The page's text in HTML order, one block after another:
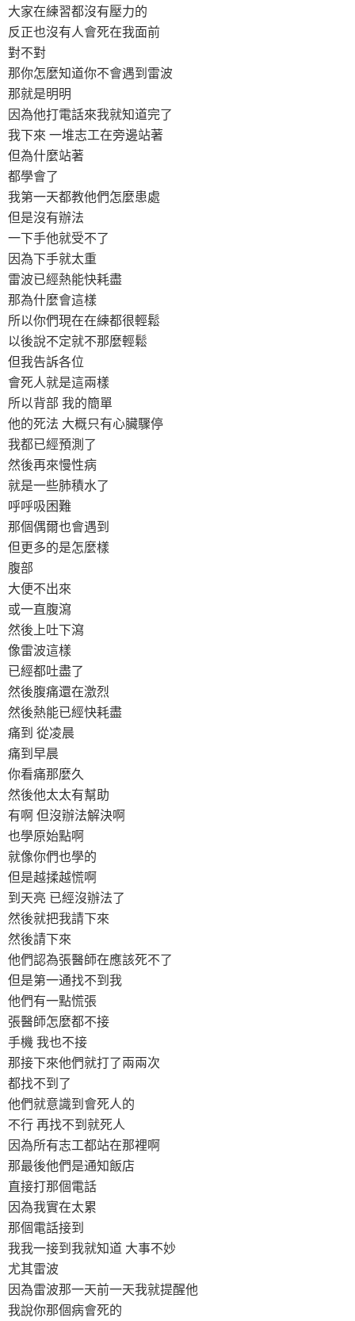
大家在練習都沒有壓力的
反正也沒有人會死在我面前
對不對
那你怎麼知道你不會遇到雷波
那就是明明
因為他打電話來我就知道完了
我下來 一堆志工在旁邊站著
但為什麼站著
都學會了
我第一天都教他們怎麼患處
但是沒有辦法
一下手他就受不了
因為下手就太重
雷波已經熱能快耗盡
那為什麼會這樣
所以你們現在在練都很輕鬆
以後說不定就不那麼輕鬆
但我告訴各位
會死人就是這兩樣
所以背部 我的簡單
他的死法 大概只有心臟驟停
我都已經預測了
然後再來慢性病
就是一些肺積水了
呼呼吸困難
那個偶爾也會遇到
但更多的是怎麼樣
腹部
大便不出來
或一直腹瀉
然後上吐下瀉
像雷波這樣
已經都吐盡了
然後腹痛還在激烈
然後熱能已經快耗盡
痛到 從凌晨
痛到早晨
你看痛那麼久
然後他太太有幫助
有啊 但沒辦法解決啊
也學原始點啊
就像你們也學的
但是越揉越慌啊
到天亮 已經沒辦法了
然後就把我請下來
然後請下來
他們認為張醫師在應該死不了
但是第一通找不到我
他們有一點慌張
張醫師怎麼都不接
手機 我也不接
那接下來他們就打了兩兩次
都找不到了
他們就意識到會死人的
不行 再找不到就死人
因為所有志工都站在那裡啊
那最後他們是通知飯店
直接打那個電話
因為我實在太累
那個電話接到
我我一接到我就知道 大事不妙
尤其雷波
因為雷波那一天前一天我就提醒他
我說你那個病會死的